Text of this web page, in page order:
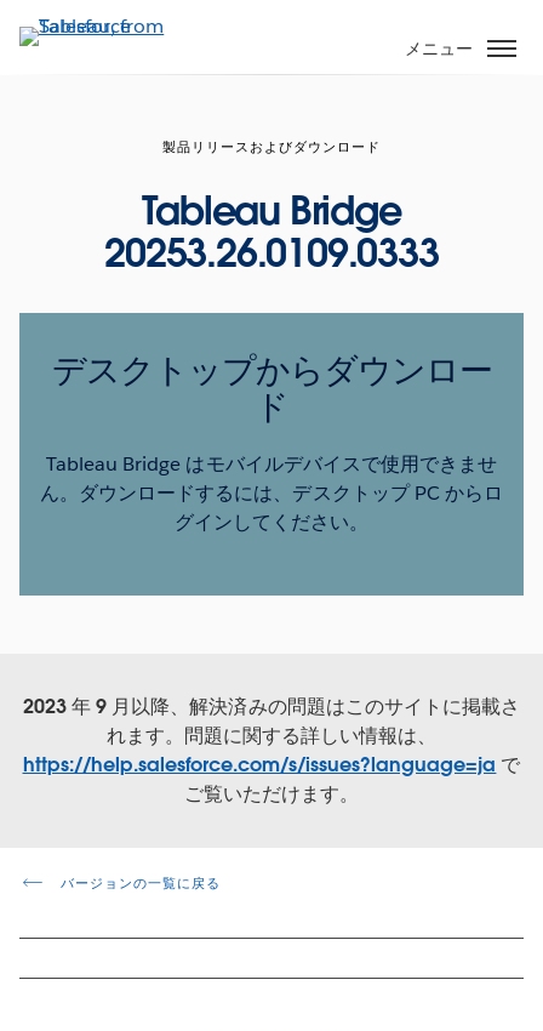
イ
メニュー
製品リリースおよびダウンロード
Tableau Bridge
20253.26.0109.0333
デスクトップからダウンロー
ド
Tableau Bridge はモバイルデバイスで使用できませ
ん。ダウンロードするには、デスクトップ PC からロ
グインしてください。
2023 年 9 月以降、解決済みの問題はこのサイトに掲載さ
れます。問題に関する詳しい情報は、
https://help.salesforce.com/s/issues?language=ja で
ご覧いただけます。
バージョンの一覧に戻る